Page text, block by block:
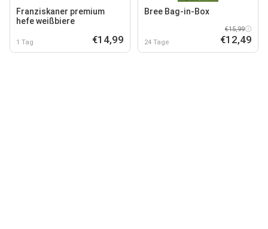
Franziskaner premium
hefe weißbiere
1 Tag €14,99
Bree Bag-in-Box
24 Tage
€15,99
€12,49